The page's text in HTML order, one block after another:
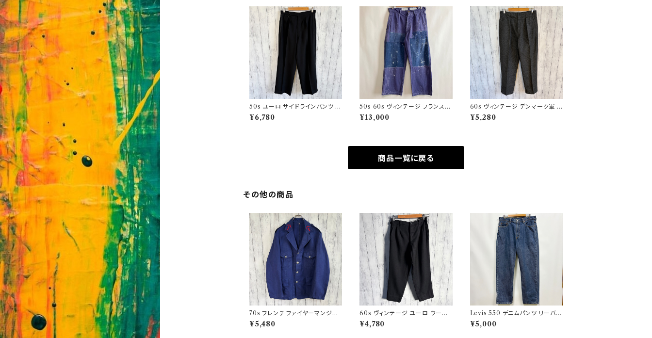
50s ユーロ サイドラインパンツ ウ
ールパンツ ワイドスラックドレスパ
ンツ
¥6,780
50s 60s ヴィンテージ フランス軍
ワークパンツ ペンキ パッチワーク
¥13,000
60s ヴィンテージ デンマーク軍 ウ
ールパンツ ミリタリーパンツ スラ
ックス
¥5,280
商品一覧に戻る
その他の商品
70s フレンチ ファイヤーマンジャ
ケット ワークジャケット ヴィンテー
ジ
¥5,480
60s ヴィンテージ ユーロ ウール
パンツ スラックス ビンテージ 32
¥4,780
Levis 550 デニムパンツ リーバイ
ス ワイドデニム 3
¥5,000